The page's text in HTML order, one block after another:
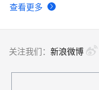
查看更多
关注我们： 新浪微博